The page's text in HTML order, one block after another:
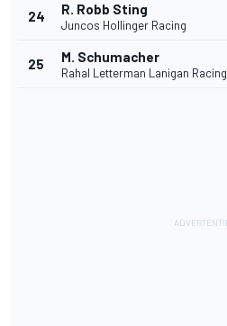
24 R. Robb Sting
Juncos Hollinger Racing
25 M. Schumacher
Rahal Letterman Lanigan Racing